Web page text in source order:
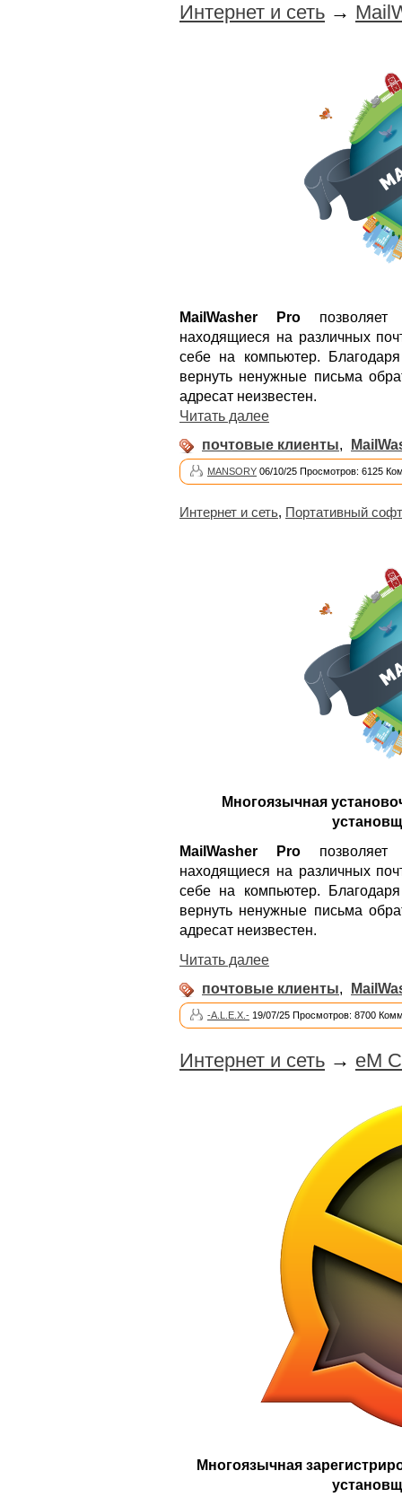
Интернет и сеть →
MailWasher Pro позволяет
находящиеся на различных
себе на компьютер.
вернуть ненужные письма
адресат неизвестен.
Читать далее
почтовые клиенты,
MANSORY 06/10/25 Просмотров: 6125
Интернет и сеть, Портативный софт
Многоязычная
MailWasher Pro позволяет
находящиеся на различных
себе на компьютер.
вернуть ненужные письма
адресат неизвестен.
Читать далее
почтовые клиенты,
-A.L.E.X.- 19/07/25 Просмотров: 8700
Интернет и сеть → eM
Многоязычная